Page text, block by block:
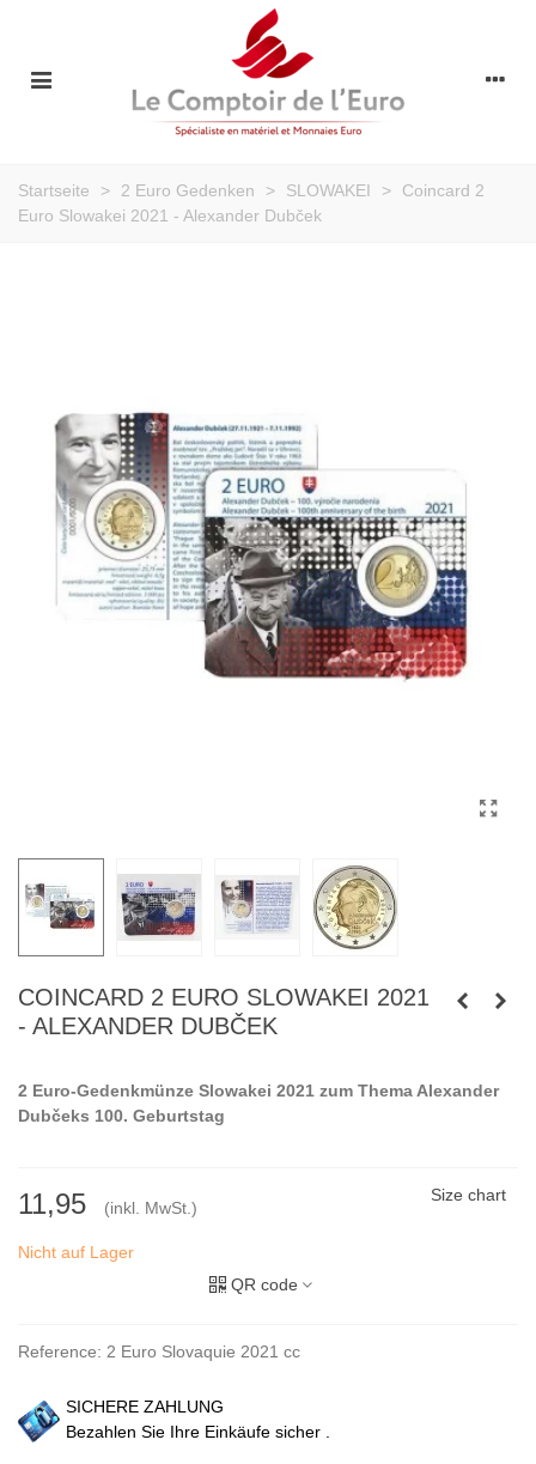
Startseite > 2 Euro Gedenken > SLOWAKEI >
Coincard 2
Euro Slowakei 2021 - Alexander Dubček
COINCARD 2 EURO SLOWAKEI 2021
- ALEXANDER DUBČEK
2 Euro-Gedenkmünze Slowakei 2021 zum Thema Alexander
Dubčeks 100. Geburtstag
11,95 (inkl. MwSt.)
Size chart
Nicht auf Lager
QR code
Reference: 2 Euro Slovaquie 2021 cc
SICHERE ZAHLUNG
Bezahlen Sie Ihre Einkäufe sicher .